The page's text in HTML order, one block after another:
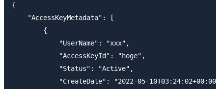
{
    "AccessKeyMetadata": [
        {
            "UserName": "xxx",
            "AccessKeyId": "hoge",
            "Status": "Active",
            "CreateDate": "2022-05-10T03:24:02+00:00"